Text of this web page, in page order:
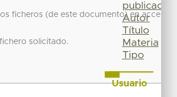
ficheros (de este documento) en acceso
solicitado.
publicación
Autor
Título
Materia
Tipo
Usuario